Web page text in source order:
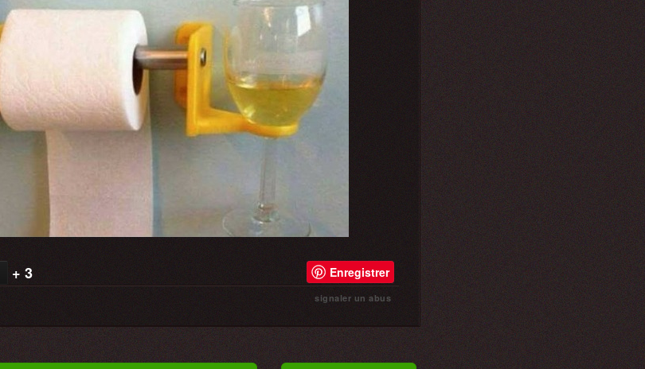
+ 3 Enregistrer
signaler un abus